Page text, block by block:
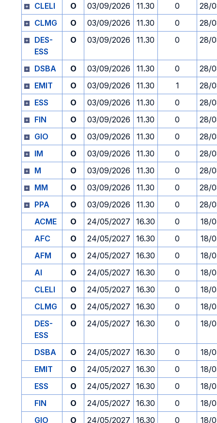
CLELI
O 03/09/2026 11.30 0
28/
CLMG
O 03/09/2026 11.30 0
28/
DES-
ESS
O 03/09/2026 11.30 0 28/
DSBA O 03/09/2026 11.30 0
28/
EMIT
O 03/09/2026 11.30 1
28/
ESS
O 03/09/2026 11.30 0
28/
FIN
O 03/09/2026 11.30 0
28/
GIO
O 03/09/2026 11.30 0
28/
IM
O 03/09/2026 11.30 0
28/
M
O 03/09/2026 11.30 0
28/
MM
O 03/09/2026 11.30 0
28/
PPA
O 03/09/2026 11.30 0
28/
ACME
O 24/05/2027 16.30 0
18/
AFC
O 24/05/2027 16.30 0
18/
AFM
O 24/05/2027 16.30 0
18/
AI
O 24/05/2027 16.30 0
18/
CLELI
O 24/05/2027 16.30 0
18/
CLMG
O 24/05/2027 16.30 0
18/
DES-
ESS
O 24/05/2027 16.30 0 18/
DSBA O 24/05/2027 16.30 0
18/
EMIT
O 24/05/2027 16.30 0
18/
ESS
O 24/05/2027 16.30 0
18/
FIN
O 24/05/2027 16.30 0
18/
GIO
O 24/05/2027 16.30 0
18/